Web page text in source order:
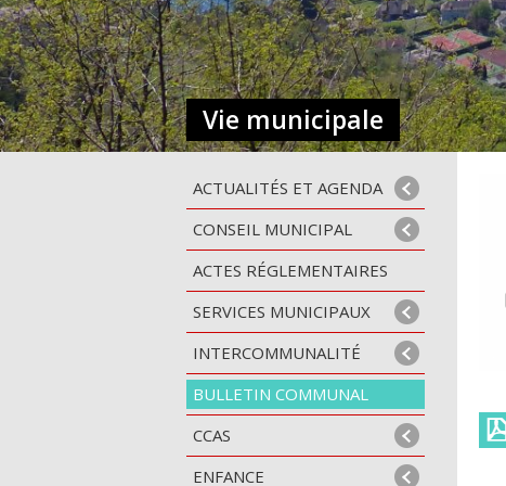
ACTUALITÉS ET AGENDA
CONSEIL MUNICIPAL
ACTES RÉGLEMENTAIRES
SERVICES MUNICIPAUX
INTERCOMMUNALITÉ
BULLETIN COMMUNAL
CCAS
ENFANCE
Vie municipale